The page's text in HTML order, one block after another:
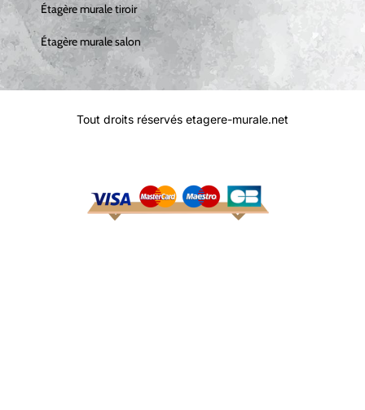
Étagère murale tiroir
Étagère murale salon
Tout droits réservés etagere-murale.net